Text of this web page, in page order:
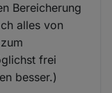
Bereicherung
alles von
frei
besser.)